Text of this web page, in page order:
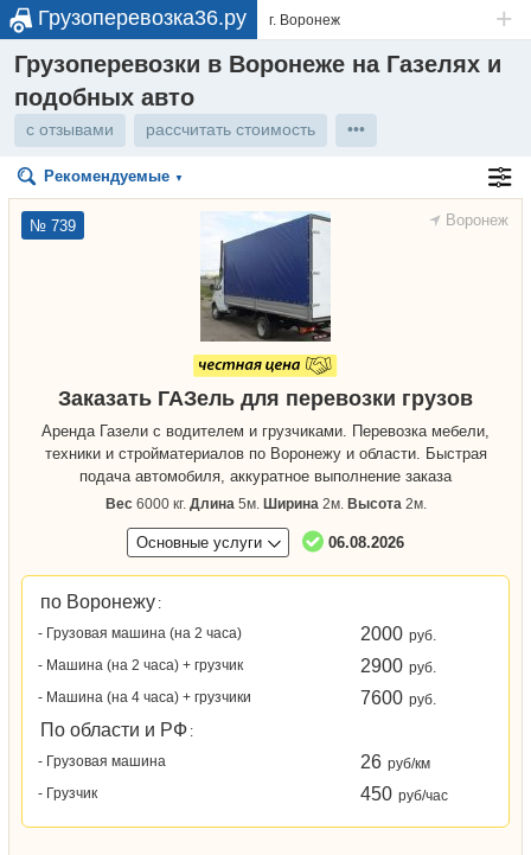
Грузоперевозка36.ру г. Воронеж +
Грузоперевозки в Воронеже на Газелях и
подобных авто
с отзывами рассчитать стоимость •••
Рекомендуемые ▼
Воронеж
№ 739
Заказать ГАЗель для перевозки грузов
Аренда Газели с водителем и грузчиками. Перевозка мебели,
техники и стройматериалов по Воронежу и области. Быстрая
подача автомобиля, аккуратное выполнение заказа
Вес6000 кг. Длина5м. Ширина2м. Высота2м.
Основные услуги 06.08.2026
по Воронежу :
- Грузовая машина (на 2 часа)
2000 руб.
- Машина (на 2 часа) + грузчик
2900 руб.
- Машина (на 4 часа) + грузчики
7600 руб.
По области и РФ :
- Грузовая машина
26 руб/км
- Грузчик
450 руб/час